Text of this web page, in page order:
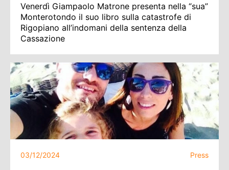
Venerdì Giampaolo Matrone presenta nella “sua”
Monterotondo il suo libro sulla catastrofe di
Rigopiano all’indomani della sentenza della
Cassazione
03/12/2024 Press